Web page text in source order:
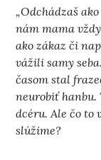
„Odchádzaš
nám mama
ako zákaz či
vážili samy
časom stal
neurobiť hanbu.
dcéru. Ale čo to
slúžime?